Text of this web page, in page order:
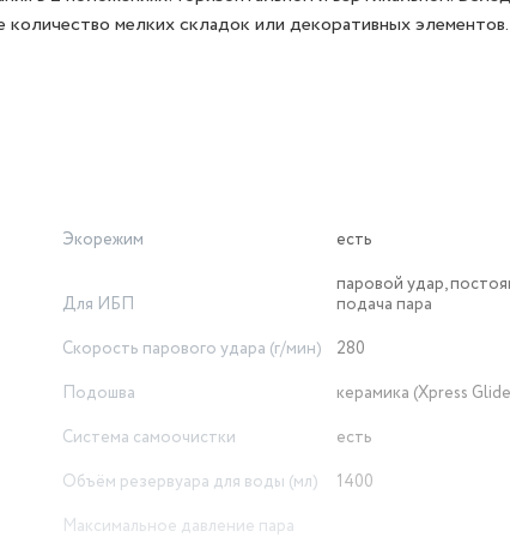
мелких складок или декоративных элементов.
Экорежим есть
Для ИБП
паровой удар,
подача пара
Скорость парового удара (г/мин)
280
Подошва
керамика (Xpress
Система самоочистки
есть
Объём резервуара для воды (мл)
1400
Максимальное давление пара